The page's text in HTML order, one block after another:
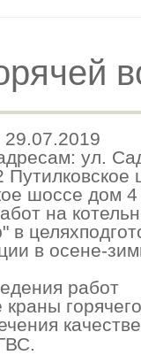
ул.
Путилковское
шоссе дом 4
на
в целях
в осене-
работ
горячего
качестве